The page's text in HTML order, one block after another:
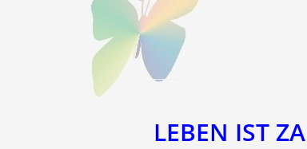
einem
neuen
Fenster
einem
neuen
Fenster
LEBEN IST